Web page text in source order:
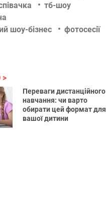
тб-шоу
шоу-бізнес
фотосесії
Переваги дистанційного
навчання: чи варто
обирати цей формат для
вашої дитини